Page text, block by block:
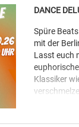
DANCE
Spüre
mit der
Lasst euch
Klassiker